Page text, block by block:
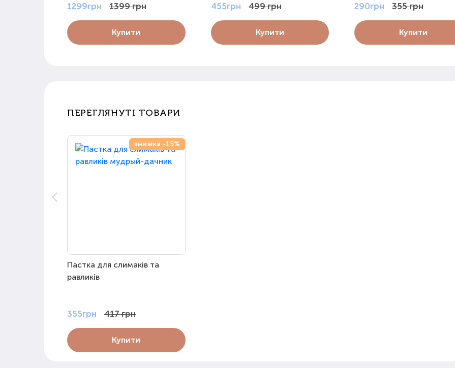
1299грн 1399 грн
Купити
455грн 499 грн
Купити
290грн 355 грн
Купити
ПЕРЕГЛЯНУТІ ТОВАРИ
знижка -15%
Пастка для слимаків та
равликів
355грн 417 грн
Купити